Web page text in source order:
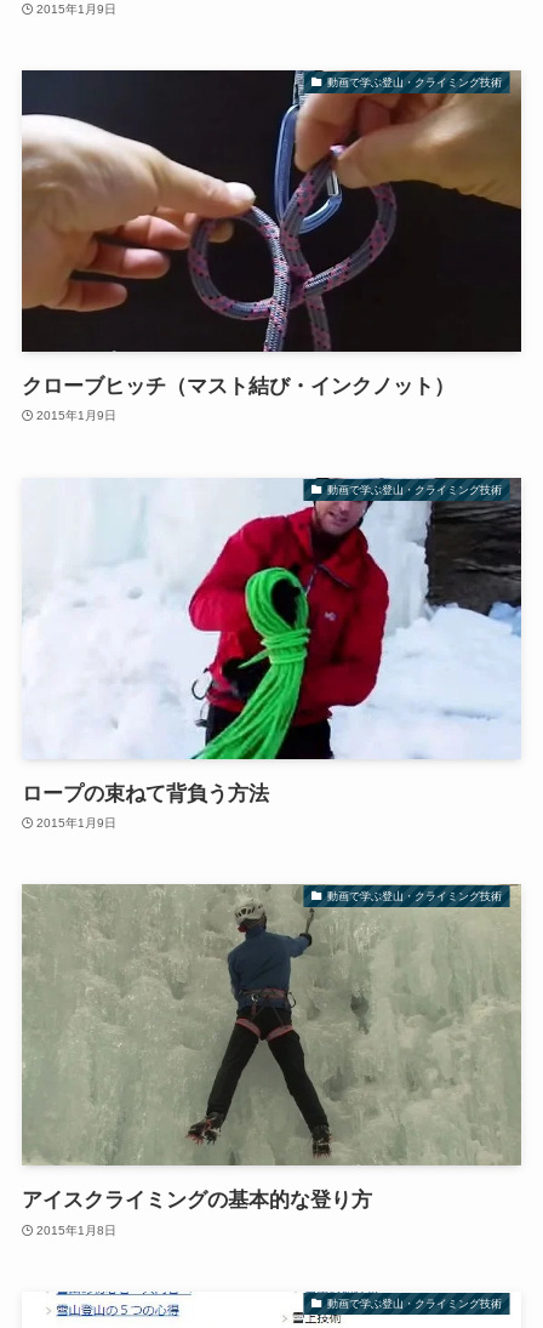
2015年1月9日
動画で学ぶ登山・クライミング技術
クローブヒッチ（マスト結び・インクノット）
2015年1月9日
動画で学ぶ登山・クライミング技術
ロープの束ねて背負う方法
2015年1月9日
動画で学ぶ登山・クライミング技術
アイスクライミングの基本的な登り方
2015年1月8日
動画で学ぶ登山・クライミング技術